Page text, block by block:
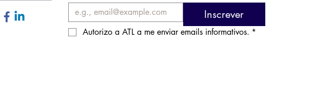
Inscrever
Autorizo a ATL a me enviar emails informativos. *